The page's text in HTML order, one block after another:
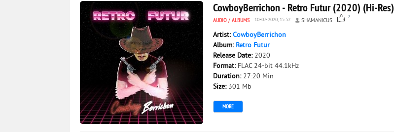
CowboyBerrichon - Retro Futur (2020) (Hi-Res)
AUDIO / ALBUMS 10-07-2020, 15:52 SHAMANICUS
2
Artist:CowboyBerrichon
Album: Retro Futur
Release Date: 2020
Format: FLAC 24-bit 44.1kHz
Duration: 27:20 Min
Size: 301 Mb
MORE